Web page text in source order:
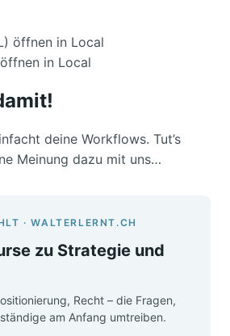
in Local
deine Workflows. Tut’s
Meinung dazu mit uns…
· WALTERLERNT.CH
zu Strategie und
Recht – die Fragen,
am Anfang umtreiben.